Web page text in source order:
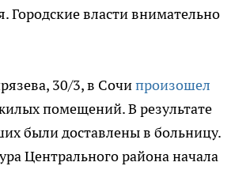
Городские власти внимательно
30/3, в Сочипроизошел
помещений. В результате
были доставлены в больницу.
Центрального района начала